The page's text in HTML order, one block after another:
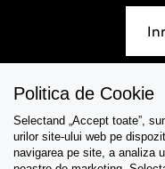
Asistenta
Politica de Cookie
Selectand „Accept toate”,
urilor site-ului web pe
navigarea pe site, a analiza